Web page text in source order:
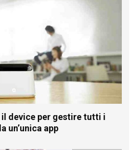
il device per gestire tutti i
un’unica app